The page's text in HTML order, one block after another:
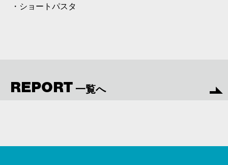
・ショートパスタ
REPORT 一覧へ